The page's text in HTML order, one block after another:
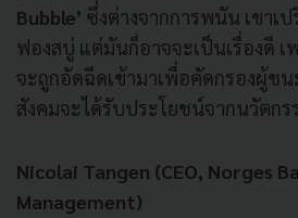
Bubble’ ซึ่งต่างจากการพนัน เขาเ
ฟองสบู่ แต่มันก็อาจจะเป็นเรื่องดี เ
จะถูกอัดฉีดเข้ามาเพื่อคัดกรองผู้ชน
สังคมจะได้รับประโยชน์จากนวัตก
Nicolai Tangen (CEO, Norges
Management)